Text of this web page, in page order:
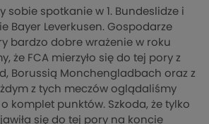
sobie spotkanie w 1. Bundeslidze i
Bayer Leverkusen. Gospodarze
bardzo dobre wrażenie w roku
że FCA mierzyło się do tej pory z
Borussią Monchengladbach oraz z
z tych meczów oglądaliśmy
komplet punktów. Szkoda, że tylko
się do tej pory na koncie